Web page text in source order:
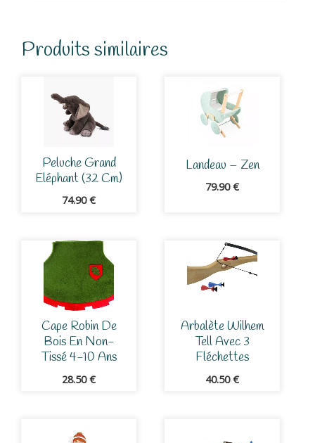
Produits similaires
Peluche Grand
Eléphant (32 Cm)
74.90€
Landeau – Zen
79.90€
Cape Robin De
Bois En Non-
Tissé 4-10 Ans
28.50€
Arbalète Wilhem
Tell Avec 3
Fléchettes
40.50€